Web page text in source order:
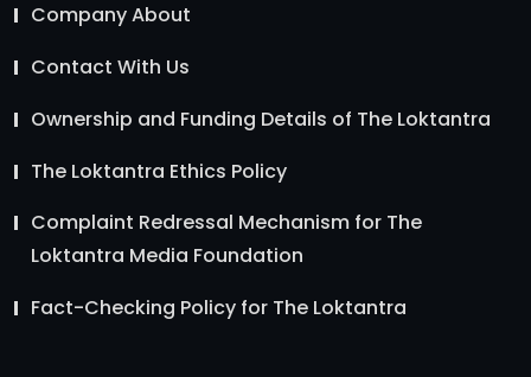
Company About
Contact With Us
Ownership and Funding Details of The Loktantra
The Loktantra Ethics Policy
Complaint Redressal Mechanism for The
Loktantra Media Foundation
Fact-Checking Policy for The Loktantra